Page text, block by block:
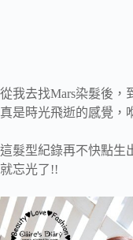
從我去找Mars染髮後，
真是時光飛逝的感覺，
這髮型紀錄再不快點生
就忘光了!!